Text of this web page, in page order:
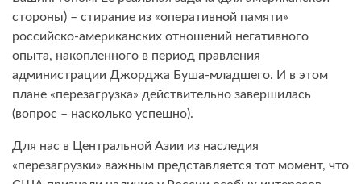
стороны) – стирание из «оперативной памяти»
российско-американских отношений негативного
опыта, накопленного в период правления
администрации Джорджа Буша-младшего. И в этом
плане «перезагрузка» действительно завершилась
(вопрос – насколько успешно).
Для нас в Центральной Азии из наследия
«перезагрузки» важным представляется тот момент, что